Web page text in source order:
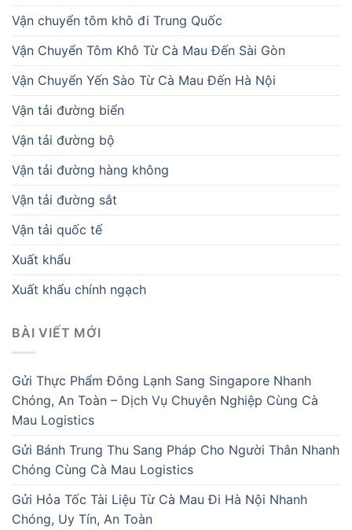
Vận chuyển tôm khô đi Trung Quốc
Vận Chuyển Tôm Khô Từ Cà Mau Đến Sài Gòn
Vận Chuyển Yến Sào Từ Cà Mau Đến Hà Nội
Vận tải đường biển
Vận tải đường bộ
Vận tải đường hàng không
Vận tải đường sắt
Vận tải quốc tế
Xuất khẩu
Xuất khẩu chính ngạch
BÀI VIẾT MỚI
Gửi Thực Phẩm Đông Lạnh Sang Singapore Nhanh
Chóng, An Toàn – Dịch Vụ Chuyên Nghiệp Cùng Cà
Mau Logistics
Gửi Bánh Trung Thu Sang Pháp Cho Người Thân Nhanh
Chóng Cùng Cà Mau Logistics
Gửi Hỏa Tốc Tài Liệu Từ Cà Mau Đi Hà Nội Nhanh
Chóng, Uy Tín, An Toàn